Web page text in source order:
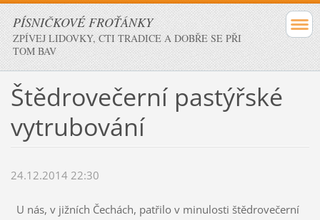
PÍSNIČKOVÉ FROŤÁNKY
ZPÍVEJ LIDOVKY, CTI TRADICE A DOBŘE SE PŘI
TOM BAV
Štědrovečerní pastýřské
vytrubování
24.12.2014 22:30
U nás, v jižních Čechách, patřilo v minulosti štědrovečerní